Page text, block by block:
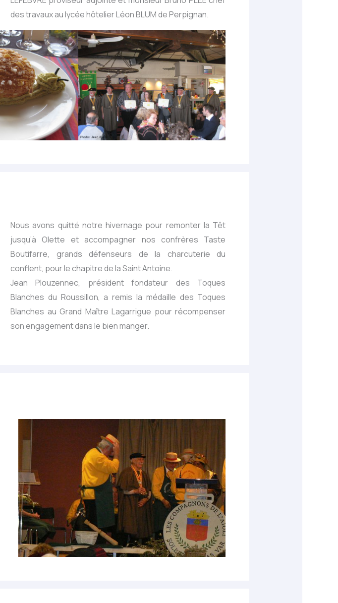
des travaux au lycée hôtelier Léon BLUM de Perpignan.
Nous avons quitté notre hivernage pour remonter la Têt
jusqu’à Olette et accompagner nos confrères Taste
Boutifarre, grands défenseurs de la charcuterie du
conflent, pour le chapitre de la Saint Antoine.
Jean Plouzennec, président fondateur des Toques
Blanches du Roussillon, a remis la médaille des Toques
Blanches au Grand Maître Lagarrigue pour récompenser
son engagement dans le bien manger.